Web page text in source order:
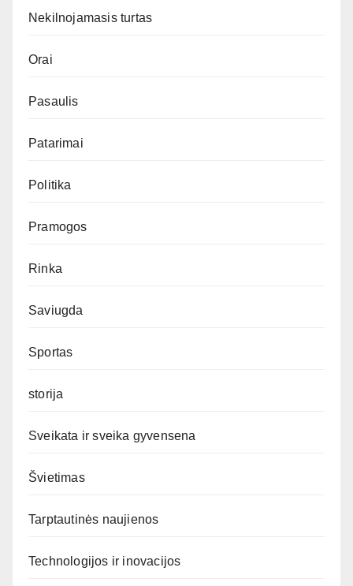
Nekilnojamasis turtas
Orai
Pasaulis
Patarimai
Politika
Pramogos
Rinka
Saviugda
Sportas
storija
Sveikata ir sveika gyvensena
Švietimas
Tarptautinės naujienos
Technologijos ir inovacijos